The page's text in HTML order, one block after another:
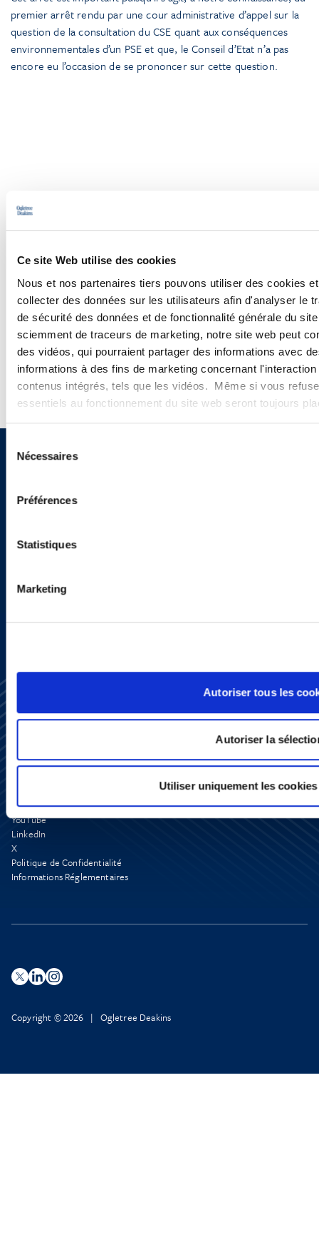
Ce site Web utilise des cookies
Nous et nos partenaires tiers pouvons utiliser des cookies
collecter des données sur les utilisateurs afin d'analyser le
de sécurité des données et de fonctionnalité générale du
sciemment de traceurs de marketing, notre site web peut
des vidéos, qui pourraient partager des informations avec
informations à des fins de marketing concernant
contenus intégrés, tels que les vidéos. Même si vous
essentiels au fonctionnement du site web seront toujours
Nécessaires
Préférences
Statistiques
Marketing
Autoriser tous les
Autoriser la
Utiliser uniquement les
premier arrêt rendu par une cour administrative d’appel sur la
question de la consultation du CSE quant aux conséquences
environnementales d’un PSE et que, le Conseil d’Etat n’a pas
encore eu l’occasion de se prononcer sur cette question.
CONFÉRENCES
WEBINAIRES
newsletters, informations et
Presse
YouTube
LinkedIn
X
Politique de Confidentialité
Informations Réglementaires
Copyright © 2026 | Ogletree Deakins